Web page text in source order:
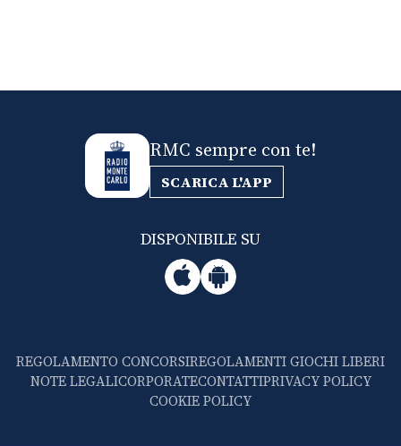
RMC sempre con te!
SCARICA L'APP
DISPONIBILE SU
REGOLAMENTO CONCORSIREGOLAMENTI GIOCHI LIBERI
NOTE LEGALICORPORATECONTATTIPRIVACY POLICY
COOKIE POLICY